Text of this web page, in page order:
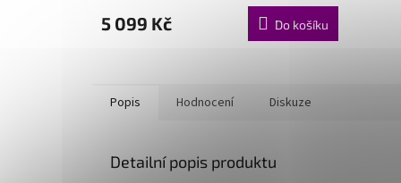
5 099 Kč Do košíku
Popis Hodnocení Diskuze
Detailní popis produktu